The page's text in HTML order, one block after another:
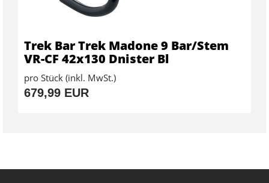
Trek Bar Trek Madone 9 Bar/Stem
VR-CF 42x130 Dnister Bl
pro Stück (inkl. MwSt.)
679,99 EUR